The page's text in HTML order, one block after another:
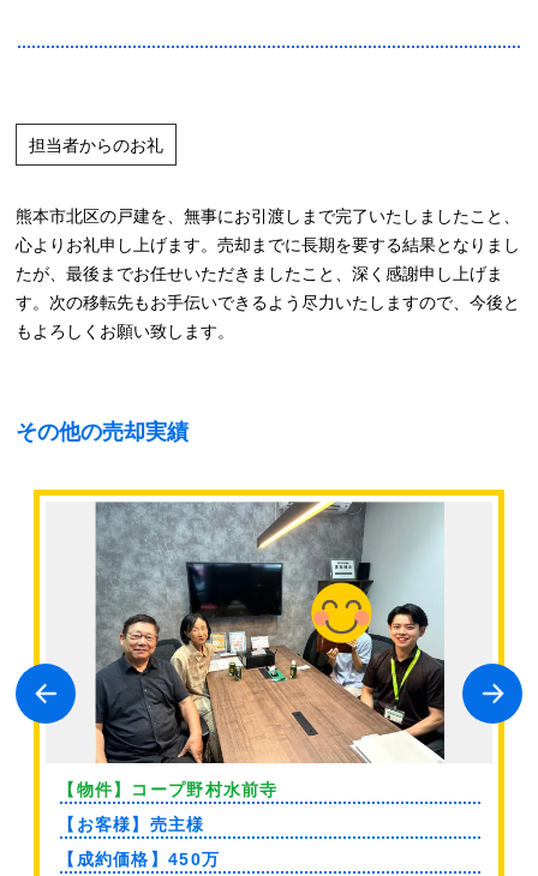
担当者からのお礼
熊本市北区の戸建を、無事にお引渡しまで完了いたしましたこと、
心よりお礼申し上げます。売却までに長期を要する結果となりまし
たが、最後までお任せいただきましたこと、深く感謝申し上げま
す。次の移転先もお手伝いできるよう尽力いたしますので、今後と
もよろしくお願い致します。
その他の売却実績
【物件】コープ野村水前寺
【お客様】売主様
【成約価格】450万